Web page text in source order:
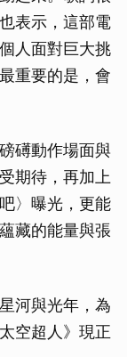
表示，這部電
人面對巨大挑
重要的是，會
礡動作場面與
期待，再加上
〉曝光，更能
藏的能量與張
河與光年，為
空超人》現正